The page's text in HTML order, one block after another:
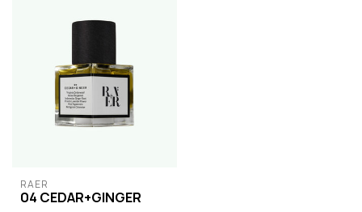
RAER
04 CEDAR+GINGER